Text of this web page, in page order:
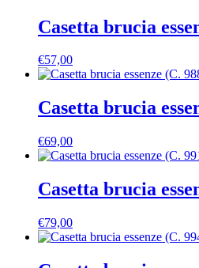
Casetta brucia
€57,00
Casetta brucia
€69,00
Casetta brucia
€79,00